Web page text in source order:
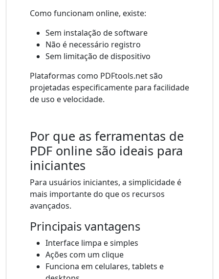
Como funcionam online, existe:
Sem instalação de software
Não é necessário registro
Sem limitação de dispositivo
Plataformas como PDFtools.net são
projetadas especificamente para facilidade
de uso e velocidade.
Por que as ferramentas de
PDF online são ideais para
iniciantes
Para usuários iniciantes, a simplicidade é
mais importante do que os recursos
avançados.
Principais vantagens
Interface limpa e simples
Ações com um clique
Funciona em celulares, tablets e